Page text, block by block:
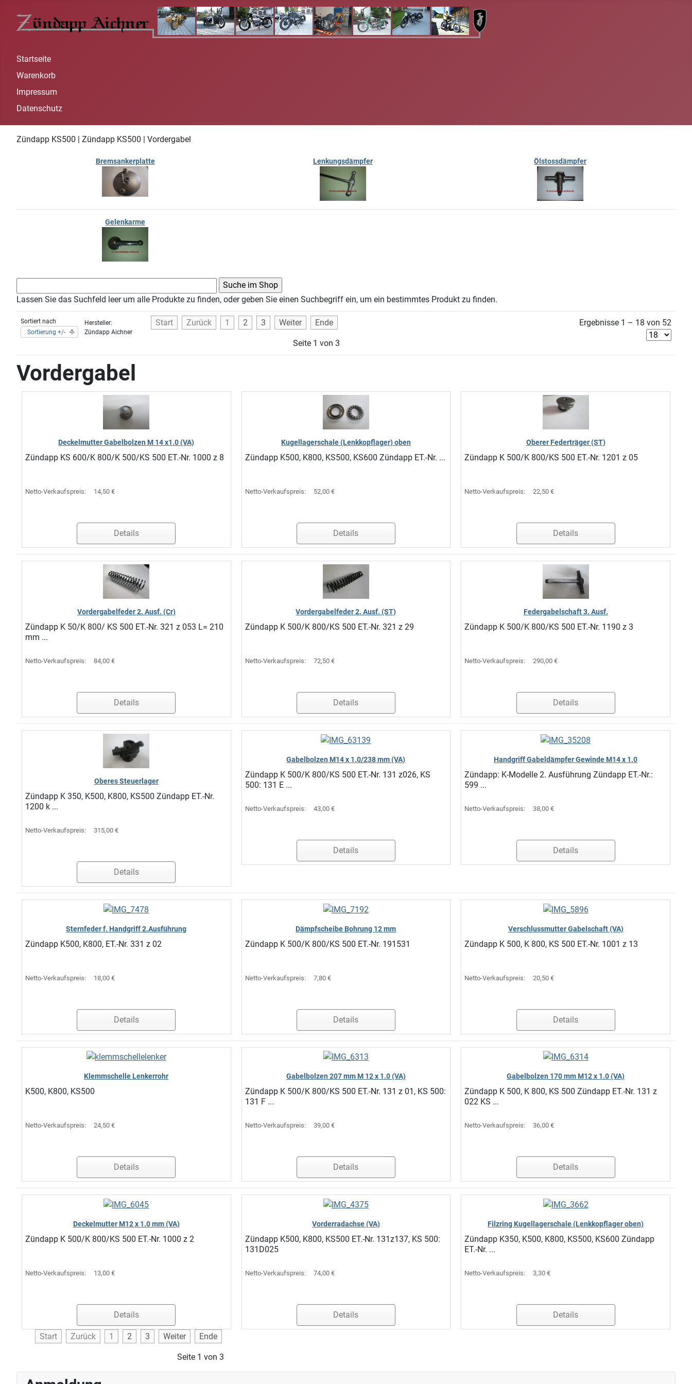
Startseite
Warenkorb
Impressum
Datenschutz
Zündapp KS500 | Zündapp KS500 | Vordergabel
Bremsankerplatte Lenkungsdämpfer Ölstossdämpfer
Gelenkarme
Lassen Sie das Suchfeld leer um alle Produkte zu finden, oder geben Sie einen Suchbegriff ein, um ein bestimmtes Produkt zu finden.
Sortiert nach
Sortierung +/-
Hersteller:
Zündapp Aichner
Start Zurück 1 2 3 Weiter Ende
Seite 1 von 3
Ergebnisse 1 – 18 von 52
Vordergabel
Deckelmutter Gabelbolzen M 14 x1.0 (VA)
Zündapp KS 600/K 800/K 500/KS 500 ET.-Nr. 1000 z 8
Netto-Verkaufspreis: 14,50 €
Details
Kugellagerschale (Lenkkopflager) oben
Zündapp K500, K800, KS500, KS600 Zündapp ET.-Nr. ...
Netto-Verkaufspreis: 52,00 €
Details
Oberer Federträger (ST)
Zündapp K 500/K 800/KS 500 ET.-Nr. 1201 z 05
Netto-Verkaufspreis: 22,50 €
Details
Vordergabelfeder 2. Ausf. (Cr)
Zündapp K 50/K 800/ KS 500 ET.-Nr. 321 z 053 L= 210
mm ...
Netto-Verkaufspreis: 84,00 €
Details
Vordergabelfeder 2. Ausf. (ST)
Zündapp K 500/K 800/KS 500 ET.-Nr. 321 z 29
Netto-Verkaufspreis: 72,50 €
Details
Federgabelschaft 3. Ausf.
Zündapp K 500/K 800/KS 500 ET.-Nr. 1190 z 3
Netto-Verkaufspreis: 290,00 €
Details
Oberes Steuerlager
Zündapp K 350, K500, K800, KS500 Zündapp ET.-Nr.
1200 k ...
Netto-Verkaufspreis: 315,00 €
Details
Gabelbolzen M14 x 1.0/238 mm (VA)
Zündapp K 500/K 800/KS 500 ET.-Nr. 131 z026, KS
500: 131 E ...
Netto-Verkaufspreis: 43,00 €
Details
Handgriff Gabeldämpfer Gewinde M14 x 1.0
Zündapp: K-Modelle 2. Ausführung Zündapp ET.-Nr.:
599 ...
Netto-Verkaufspreis: 38,00 €
Details
Sternfeder f. Handgriff 2.Ausführung
Zündapp K500, K800, ET.-Nr. 331 z 02
Netto-Verkaufspreis: 18,00 €
Details
Dämpfscheibe Bohrung 12 mm
Zündapp K 500/K 800/KS 500 ET.-Nr. 191531
Netto-Verkaufspreis: 7,80 €
Details
Verschlussmutter Gabelschaft (VA)
Zündapp K 500, K 800, KS 500 ET.-Nr. 1001 z 13
Netto-Verkaufspreis: 20,50 €
Details
Klemmschelle Lenkerrohr
K500, K800, KS500
Netto-Verkaufspreis: 24,50 €
Details
Gabelbolzen 207 mm M 12 x 1.0 (VA)
Zündapp K 500/K 800/KS 500 ET.-Nr. 131 z 01, KS 500:
131 F ...
Netto-Verkaufspreis: 39,00 €
Details
Gabelbolzen 170 mm M12 x 1.0 (VA)
Zündapp K 500, K 800, KS 500 Zündapp ET.-Nr. 131 z
022 KS ...
Netto-Verkaufspreis: 36,00 €
Details
Deckelmutter M12 x 1.0 mm (VA)
Zündapp K 500/K 800/KS 500 ET.-Nr. 1000 z 2
Netto-Verkaufspreis: 13,00 €
Details
Vorderradachse (VA)
Zündapp K500, K800, KS500 ET.-Nr. 131z137, KS 500:
131D025
Netto-Verkaufspreis: 74,00 €
Details
Filzring Kugellagerschale (Lenkkopflager oben)
Zündapp K350, K500, K800, KS500, KS600 Zündapp
ET.-Nr. ...
Netto-Verkaufspreis: 3,30 €
Details
Start Zurück 1 2 3 Weiter Ende
Seite 1 von 3